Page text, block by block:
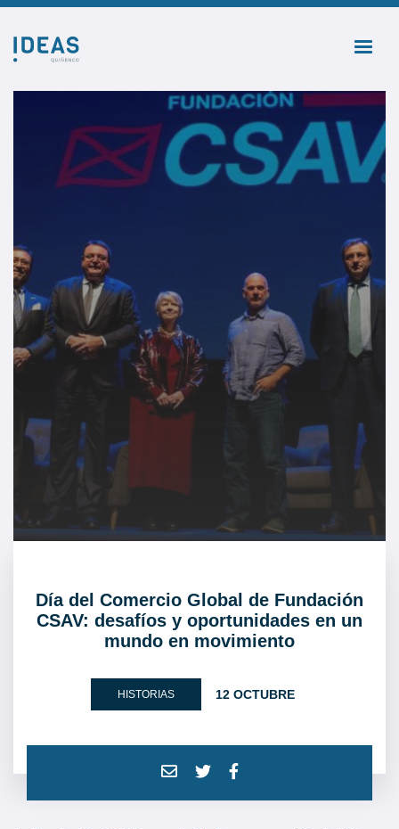
Día del Comercio Global de Fundación
CSAV: desafíos y oportunidades en un
mundo en movimiento
HISTORIAS 12 OCTUBRE